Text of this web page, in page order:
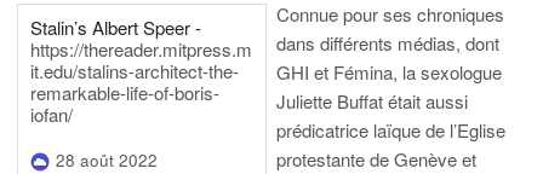
Stalin’s Albert Speer -
https://thereader.mitpress.m
it.edu/stalins-architect-the-
remarkable-life-of-boris-
iofan/
28 août 2022
Connue pour ses chroniques
dans différents médias, dont
GHI et Fémina, la sexologue
Juliette Buffat était aussi
prédicatrice laïque de l’Eglise
protestante de Genève et